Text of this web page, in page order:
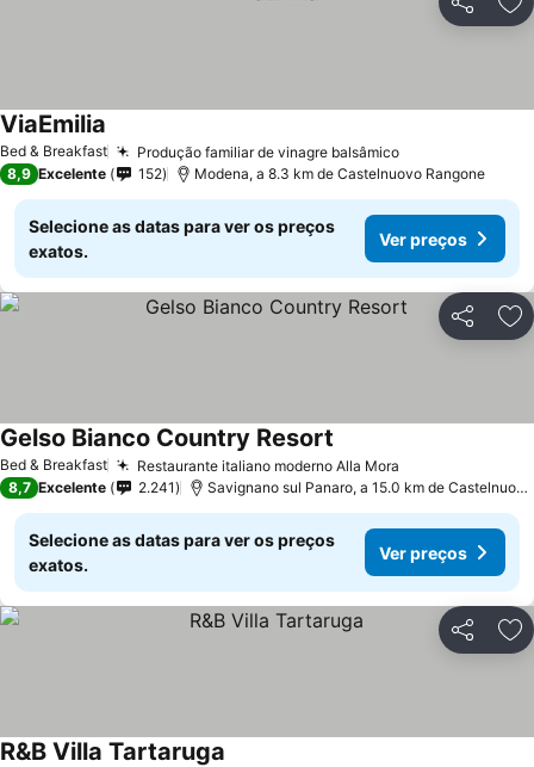
Partilhar
Bed & Breakfast Produção familiar de vinagre balsâmicoVer preços
ViaEmilia
8,9 Excelente 152 Modena, a 8.3 km de Castelnuovo Rangone
Selecione as datas para ver os preços
exatos.
Ver preços
Partilhar
Bed & Breakfast Restaurante italiano moderno Alla Mora
Gelso Bianco Country Resort
8,7 Excelente 2.241 Savignano sul Panaro, a 15.0 km de
Selecione as datas para ver os preços
exatos.
Ver preços
Partilhar
R&B Villa Tartaruga